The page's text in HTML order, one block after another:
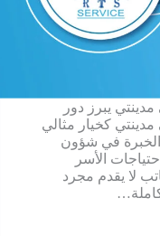
يبرز دور
كخيار مثالي
الخبرة في شؤون
الأسر
لا يقدم مجرد